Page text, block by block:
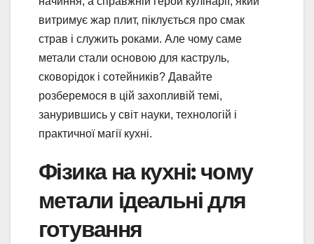
витримує жар плит, піклується про смак
страв і служить роками. Але чому саме
метали стали основою для каструль,
сковорідок і сотейників? Давайте
розберемося в цій захопливій темі,
занурившись у світ науки, технологій і
практичної магії кухні.
Фізика на кухні: чому
метали ідеальні для
готування